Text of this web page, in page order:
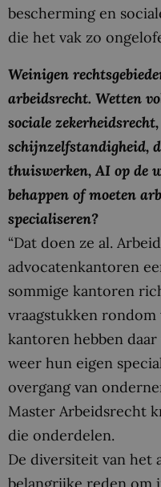
bescherming en
die het vak zo
Weinigen
arbeidsrecht. Wetten
sociale
schijnzelfstandigheid,
thuiswerken, AI op de
behappen of moeten
specialiseren?
“Dat doen ze al.
advocatenkantoren
sommige kantoren
vraagstukken rondom
kantoren hebben
weer hun eigen
overgang van
Master Arbeidsrecht
die onderdelen.
De diversiteit van het